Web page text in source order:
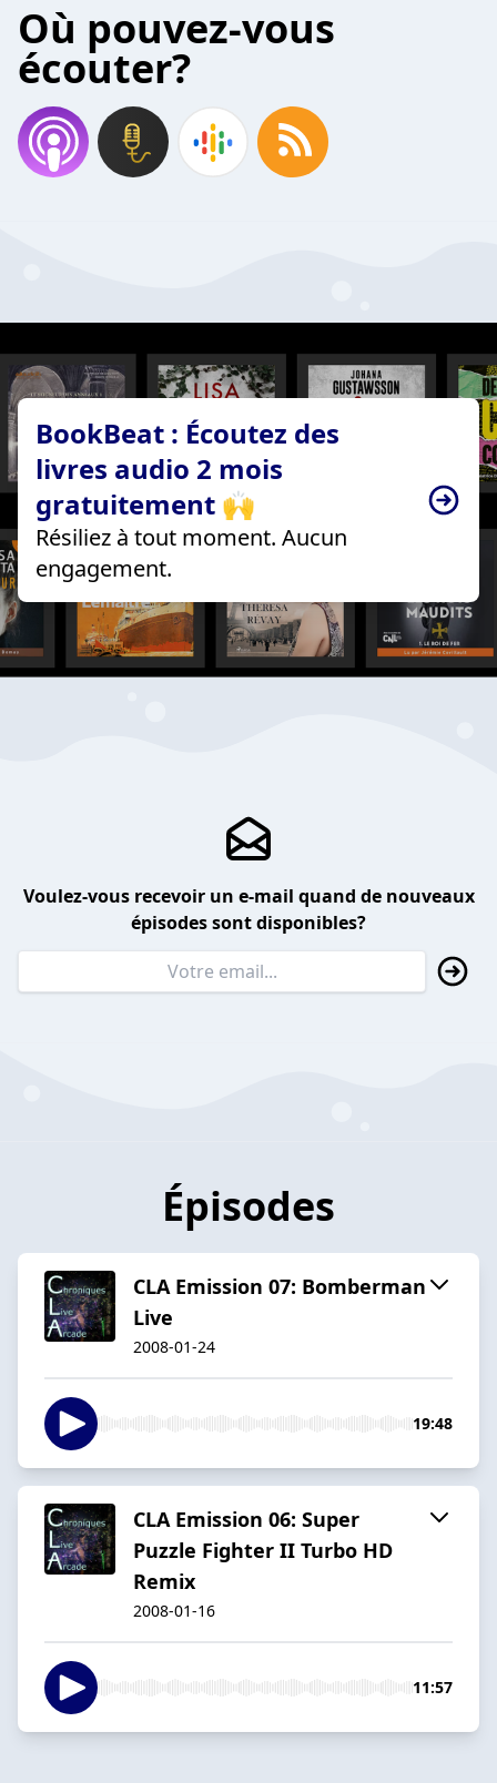
Où pouvez-vous
écouter?
BookBeat : Écoutez des
livres audio 2 mois
gratuitement 🙌
Résiliez à tout moment. Aucun
engagement.
Voulez-vous recevoir un e-mail quand de nouveaux
épisodes sont disponibles?
Épisodes
CLA Emission 07: Bomberman
Live
2008-01-24
19:48
CLA Emission 06: Super
Puzzle Fighter II Turbo HD
Remix
2008-01-16
11:57